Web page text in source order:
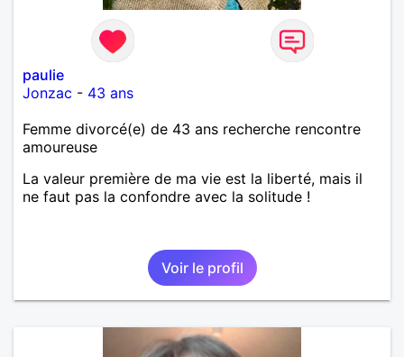
paulie
Jonzac - 43 ans
Femme divorcé(e) de 43 ans recherche rencontre
amoureuse
La valeur première de ma vie est la liberté, mais il
ne faut pas la confondre avec la solitude !
Voir le profil